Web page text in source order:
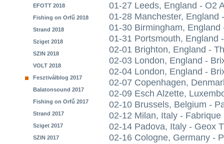
EFOTT 2018
Fishing on Orfű 2018
Strand 2018
Sziget 2018
SZIN 2018
VOLT 2018
Fesztiválblog 2017
Balatonsound 2017
Fishing on Orfű 2017
Strand 2017
Sziget 2017
SZIN 2017
01-27 Leeds, England - O2
01-28 Manchester, England
01-30 Birmingham,
01-31 Portsmouth, England
02-01 Brighton, England -
02-03 London, England -
02-04 London, England -
02-07 Copenhagen,
02-09 Esch Alzette,
02-10 Brussels, Belgium -
02-12 Milan, Italy - Fabrique
02-14 Padova, Italy - Geox
02-16 Cologne, Germany -